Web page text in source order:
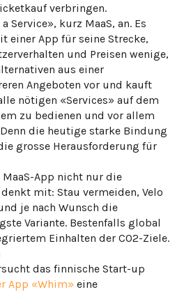
verbringen.
Service», kurz MaaS, an. Es
einer App für seine Strecke,
und Preisen wenige,
aus einer
Angeboten vor und kauft
nötigen «Services» auf dem
zu bedienen und vor allem
die heutige starke Bindung
grosse Herausforderung für
App nicht nur die
mit: Stau vermeiden, Velo
je nach Wunsch die
Variante. Bestenfalls global
Einhalten der CO2-Ziele.
das finnische Start-up
App «Whim» eine